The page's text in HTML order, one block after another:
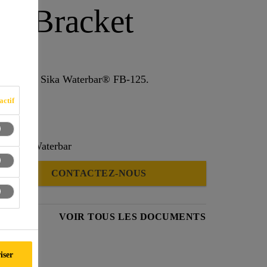
Bracket
pour le Sika Waterbar® FB-125.
des Waterbar
CONTACTEZ-NOUS
VOIR TOUS LES DOCUMENTS